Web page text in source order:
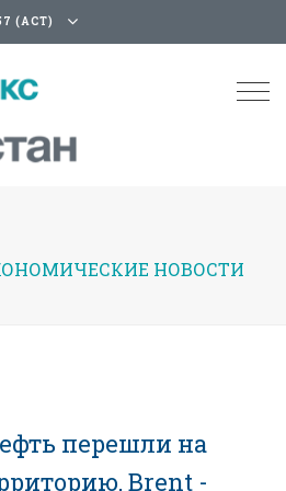
(АСТ)
НОВОСТИ
перешли на
Brent -